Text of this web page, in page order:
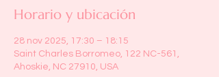
Horario y ubicación
28 nov 2025, 17:30 – 18:15
Saint Charles Borromeo, 122 NC-561,
Ahoskie, NC 27910, USA